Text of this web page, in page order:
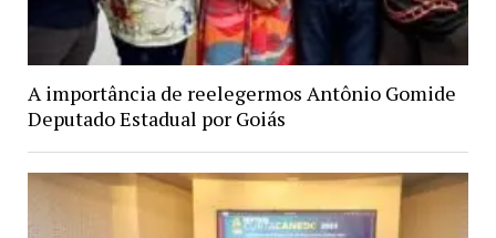
A importância de reelegermos Antônio Gomide
Deputado Estadual por Goiás